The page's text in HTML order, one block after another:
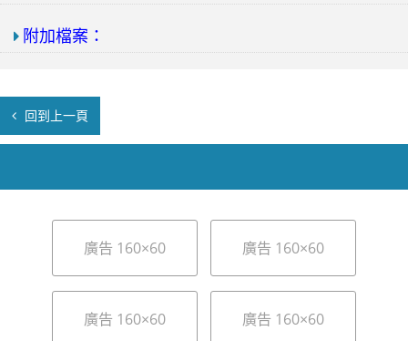
附加檔案：
回到上一頁
廣告 160×60 廣告 160×60
廣告 160×60 廣告 160×60